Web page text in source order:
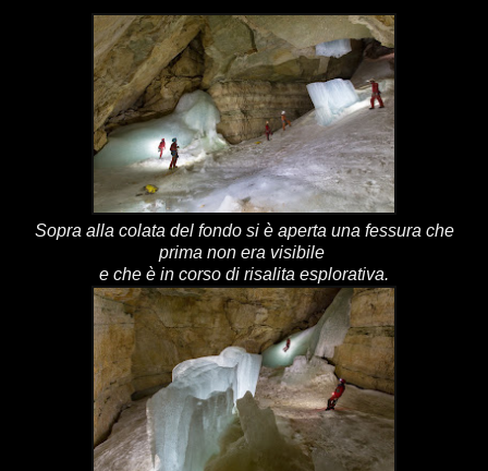
Sopra alla colata del fondo si è aperta una fessura che
prima non era visibile
e che è in corso di risalita esplorativa.